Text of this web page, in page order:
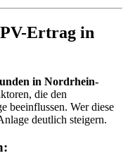
Ertrag in
in Nordrhein-
die den
beeinflussen. Wer diese
deutlich steigern.